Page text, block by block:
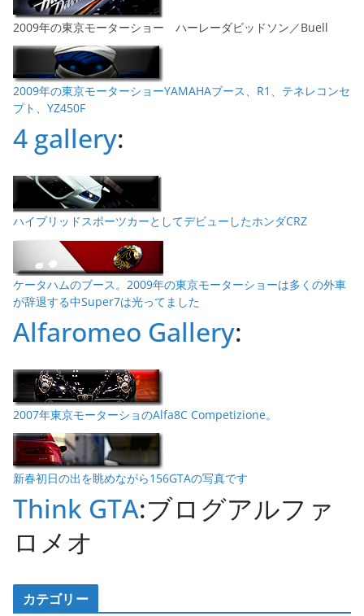
2009年の東京モーターショー ハーレーダビッドソン／Buell
2009年の東京モーターショーYAMAHAブース、R1、テネレコンセ
プト、YZ450F
4 gallery:
ハイブリッドスポーツカーとしてデビューしたホンダCRZ
ケータハムのブース。2009年の東京モーターショーは多くの外車
が辞退する中Super7は光ってました
Alfaromeo Gallery:
2007年東京モーターショのAlfa8C Competizione。
新春初日の出を眺めながら156GTAの写真です
Think GTA:ブログアルファ
ロメオ
カテゴリー